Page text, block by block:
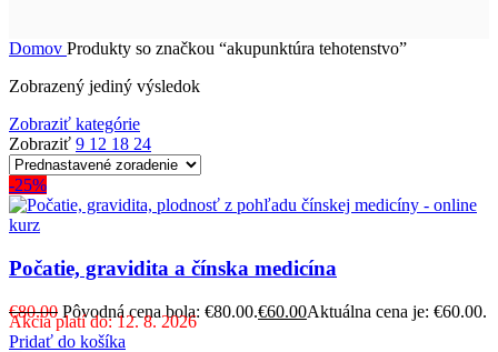
Domov Produkty so značkou “akupunktúra tehotenstvo”
Zobrazený jediný výsledok
Zobraziť kategórie
Zobraziť 9 12 18 24
-25%
Počatie, gravidita a čínska medicína
€80.00 Pôvodná cena bola: €80.00.€60.00Aktuálna cena je: €60.00.
Akcia platí do: 12. 8. 2026
Pridať do košíka